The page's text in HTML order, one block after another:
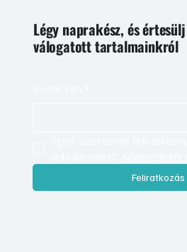
Légy naprakész, és
válogatott tartalmainkról
Feliratkozás